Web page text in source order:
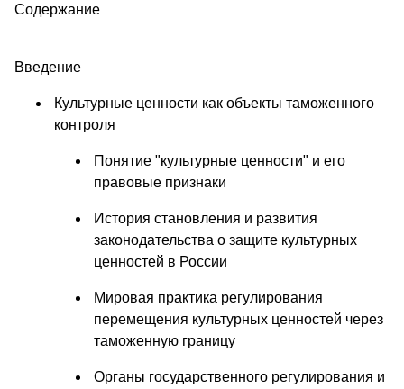
Содержание
Введение
Культурные ценности как объекты таможенного
контроля
Понятие "культурные ценности" и его
правовые признаки
История становления и развития
законодательства о защите культурных
ценностей в России
Мировая практика регулирования
перемещения культурных ценностей через
таможенную границу
Органы государственного регулирования и